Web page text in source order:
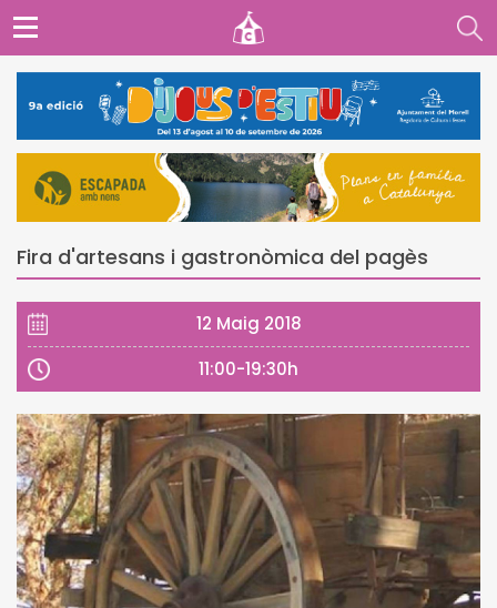
Fira d'artesans i gastronòmica del pagès
12 Maig 2018
11:00-19:30h